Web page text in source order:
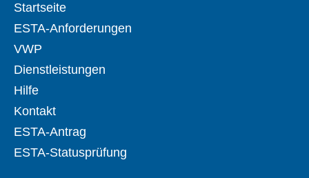
Startseite
ESTA-Anforderungen
VWP
Dienstleistungen
Hilfe
Kontakt
ESTA-Antrag
ESTA-Statusprüfung